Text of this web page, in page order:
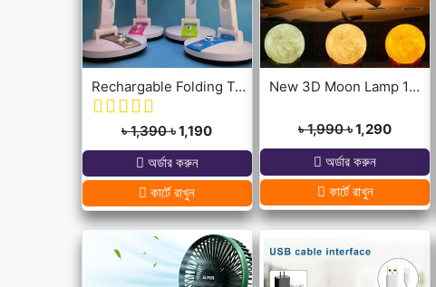
Rechargable Folding Table Fan With LED Light
৳ 1,390৳ 1,190
অর্ডার করুন
কার্টে রাখুন
New 3D Moon Lamp 16 Colors Remote & Touching system
৳ 1,990৳ 1,290
অর্ডার করুন
কার্টে রাখুন